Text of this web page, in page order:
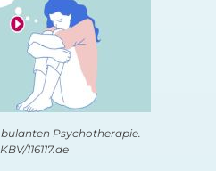
Psychotherapie.
116117.de